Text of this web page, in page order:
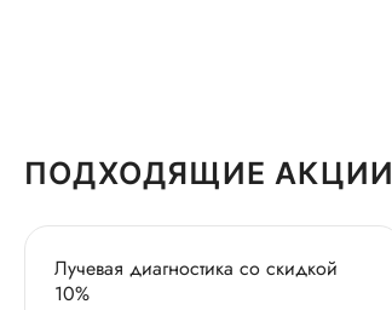
ПОДХОДЯЩИЕ АКЦИИ
Лучевая диагностика со скидкой
10%